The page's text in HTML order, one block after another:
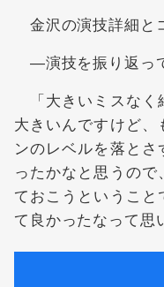
金沢の演技詳細と
―演技を振り返っ
「大きいミスなく
大きいんですけど
ンのレベルを落と
ったかなと思うの
ておこうということ
て良かったなって思